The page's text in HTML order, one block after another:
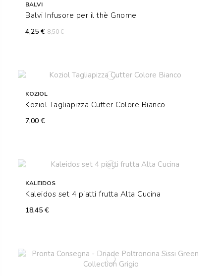
BALVI
Balvi Infusore per il thè Gnome
4,25 €8,50 €
KOZIOL
Koziol Tagliapizza Cutter Colore Bianco
7,00 €
KALEIDOS
Kaleidos set 4 piatti frutta Alta Cucina
18,45 €